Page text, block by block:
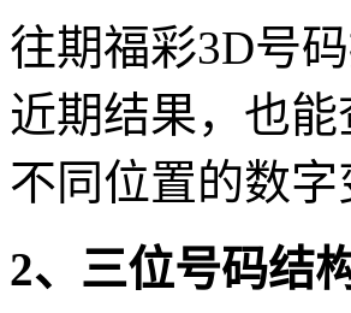
往期福彩3D号
近期结果，也
不同位置的数
2、三位号码结